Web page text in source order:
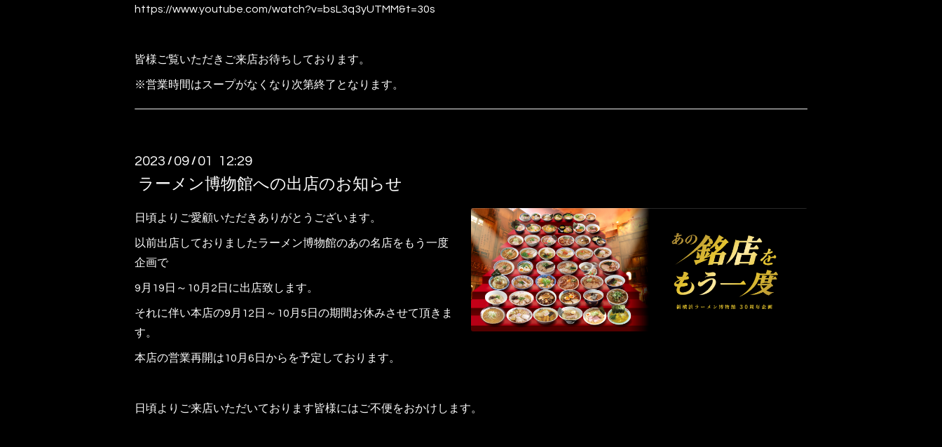
https://www.youtube.com/watch?v=bsL3q3yUTMM&t=30s
皆様ご覧いただきご来店お待ちしております。
※営業時間はスープがなくなり次第終了となります。
2023 / 09 / 01 12:29
ラーメン博物館への出店のお知らせ
日頃よりご愛顧いただきありがとうございます。
以前出店しておりましたラーメン博物館のあの名店をもう一度
企画で
9月19日～10月2日に出店致します。
それに伴い本店の9月12日～10月5日の期間お休みさせて頂きま
す。
本店の営業再開は10月6日からを予定しております。
日頃よりご来店いただいております皆様にはご不便をおかけします。